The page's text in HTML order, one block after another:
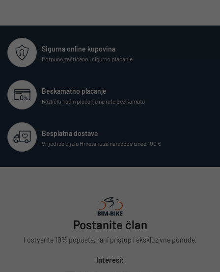
Sigurna online kupovina
Potpuno zaštićeno i sigurno plaćanje
Beskamatno plaćanje
Različiti način plaćanja na rate bez kamata
Besplatna dostava
Vrijedi za cijelu Hrvatsku za narudžbe iznad 100 €
Postanite član
I ostvarite 10% popusta, rani pristup i ekskluzivne ponude.
Interesi: